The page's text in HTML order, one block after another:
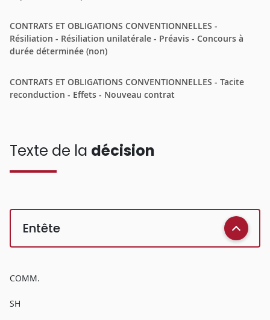
CONTRATS ET OBLIGATIONS CONVENTIONNELLES -
Résiliation - Résiliation unilatérale - Préavis - Concours à
durée déterminée (non)
CONTRATS ET OBLIGATIONS CONVENTIONNELLES - Tacite
reconduction - Effets - Nouveau contrat
Texte de la décision
Entête
COMM.
SH